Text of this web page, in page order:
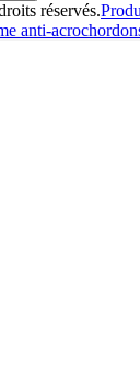
réservés.
anti-